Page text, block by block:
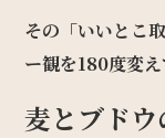
その「いいとこ
ー観を180度変え
麦とブド